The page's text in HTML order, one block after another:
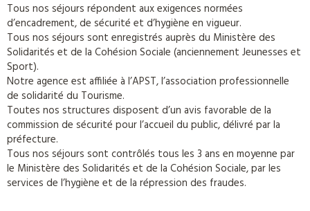
Tous nos séjours répondent aux exigences normées
d’encadrement, de sécurité et d’hygiène en vigueur.
Tous nos séjours sont enregistrés auprès du Ministère des
Solidarités et de la Cohésion Sociale (anciennement Jeunesses et
Sport).
Notre agence est affiliée à l’APST, l’association professionnelle
de solidarité du Tourisme.
Toutes nos structures disposent d’un avis favorable de la
commission de sécurité pour l’accueil du public, délivré par la
préfecture.
Tous nos séjours sont contrôlés tous les 3 ans en moyenne par
le Ministère des Solidarités et de la Cohésion Sociale, par les
services de l’hygiène et de la répression des fraudes.